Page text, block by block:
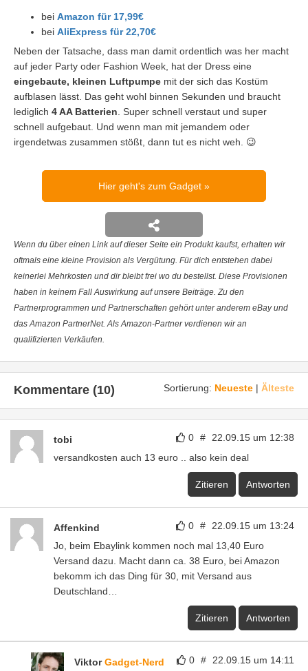
bei Amazon für 17,99€
bei AliExpress für 22,70€
Neben der Tatsache, dass man damit ordentlich was her macht
auf jeder Party oder Fashion Week, hat der Dress eine
eingebaute, kleinen Luftpumpe mit der sich das Kostüm
aufblasen lässt. Das geht wohl binnen Sekunden und braucht
lediglich 4 AA Batterien. Super schnell verstaut und super
schnell aufgebaut. Und wenn man mit jemandem oder
irgendetwas zusammen stößt, dann tut es nicht weh. 😉
Hier geht's zum Gadget
Wenn du über einen Link auf dieser Seite ein Produkt kaufst, erhalten wir
oftmals eine kleine Provision als Vergütung. Für dich entstehen dabei
keinerlei Mehrkosten und dir bleibt frei wo du bestellst. Diese Provisionen
haben in keinem Fall Auswirkung auf unsere Beiträge. Zu den
Partnerprogrammen und Partnerschaften gehört unter anderem eBay und
das Amazon PartnerNet. Als Amazon-Partner verdienen wir an
qualifizierten Verkäufen.
Sortierung: Neueste | Älteste
Kommentare (10)
0 # 22.09.15 um 12:38
tobi
versandkosten auch 13 euro .. also kein deal
Zitieren Antworten
0 # 22.09.15 um 13:24
Affenkind
Jo, beim Ebaylink kommen noch mal 13,40 Euro
Versand dazu. Macht dann ca. 38 Euro, bei Amazon
bekomm ich das Ding für 30, mit Versand aus
Deutschland…
Zitieren Antworten
0 # 22.09.15 um 14:11
ViktorGadget-Nerd